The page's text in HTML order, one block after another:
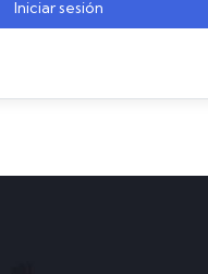
Iniciar sesión